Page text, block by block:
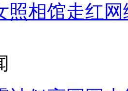
照相馆走红网